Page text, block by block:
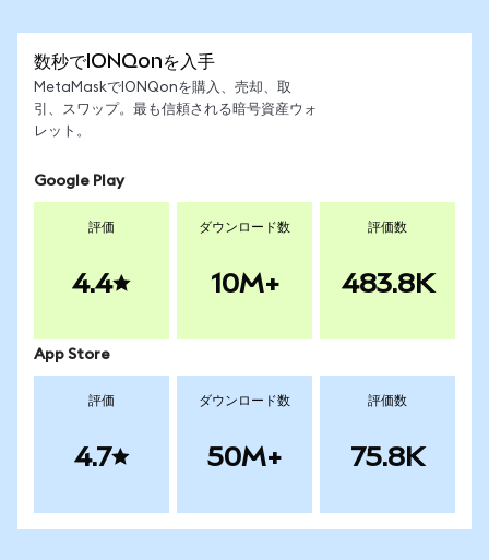
数秒でIONQonを入手
MetaMaskでIONQonを購入、売却、取
引、スワップ。最も信頼される暗号資産ウォ
レット。
Google Play
評価
4.4
ダウンロード数
10M+
評価数
483.8K
App Store
評価
4.7
ダウンロード数
50M+
評価数
75.8K